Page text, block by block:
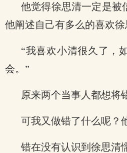
他觉得徐思清一定是被
他阐述自己有多么的喜欢徐
“我喜欢小清很久了，
会。”
原来两个当事人都想将
可我又做错了什么呢？
错在没有认识到徐思清